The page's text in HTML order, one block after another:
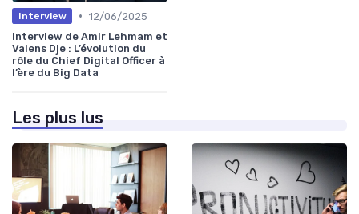
Interview • 12/06/2025
Interview de Amir Lehmam et
Valens Dje : L’évolution du
rôle du Chief Digital Officer à
l’ère du Big Data
Les plus lus